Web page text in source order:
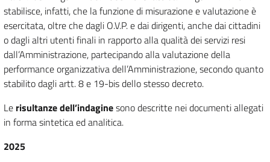
stabilisce, infatti, che la funzione di misurazione e valutazione è
esercitata, oltre che dagli O.V.P. e dai dirigenti, anche dai cittadini
o dagli altri utenti finali in rapporto alla qualità dei servizi resi
dall’Amministrazione, partecipando alla valutazione della
performance organizzativa dell’Amministrazione, secondo quanto
stabilito dagli artt. 8 e 19-bis dello stesso decreto.
Le risultanze dell’indaginesono descritte nei documenti allegati
in forma sintetica ed analitica.
2025